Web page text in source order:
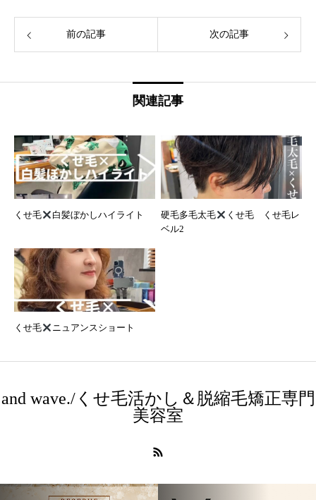
前の記事 次の記事
関連記事
くせ毛 白髪ぼかしハイライト 硬毛多毛太毛
くせ毛 くせ毛レ
ベル2
くせ毛 ニュアンスショート
and wave./くせ毛活かし＆脱縮毛矯正専門
美容室